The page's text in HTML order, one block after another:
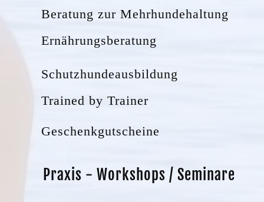
Beratung zur Mehrhundehaltung
Ernährungsberatung
Schutzhundeausbildung
Trained by Trainer
Geschenkgutscheine
Praxis - Workshops / Seminare